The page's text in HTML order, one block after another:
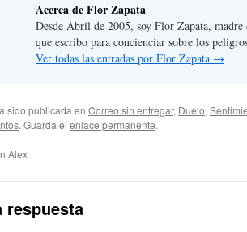
Acerca de Flor Zapata
Desde Abril de 2005, soy Flor Zapata,
que escribo para concienciar sobre los
Ver todas las entradas por Flor Zapata →
sido publicada en Correo sin entregar, Duelo,
. Guarda el enlace permanente.
Alex
respuesta